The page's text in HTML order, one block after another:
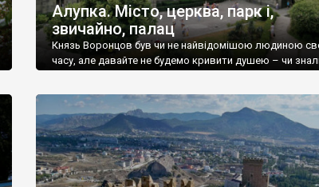
Алупка. Місто, церква, парк і,
звичайно, палац
Князь Воронцов був чи не найвідомішою людиною
часу, але давайте не будемо кривити душею – чи